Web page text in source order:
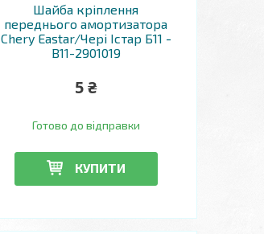
Шайба кріплення
переднього амортизатора
Chery Eastar/Чері Істар Б11 -
B11-2901019
5 ₴
Готово до відправки
КУПИТИ